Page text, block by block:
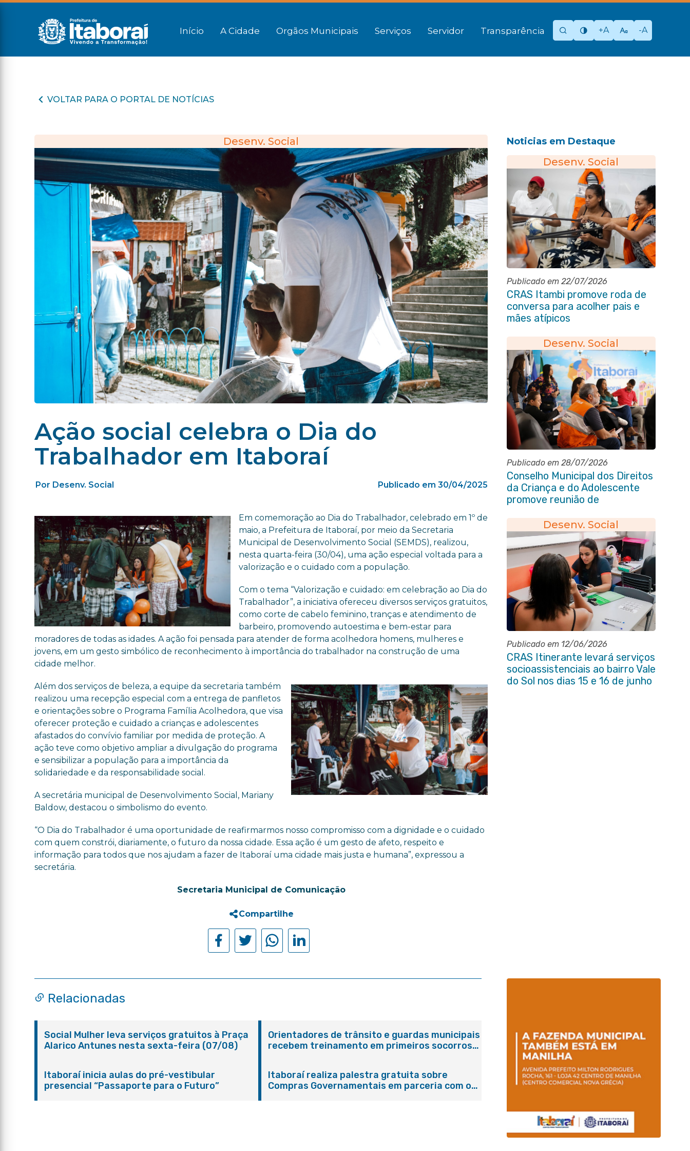
Início A Cidade Orgãos Municipais Serviços Servidor Transparência +A -A
VOLTAR PARA O PORTAL DE NOTÍCIAS
Desenv. Social
Ação social celebra o Dia do
Trabalhador em Itaboraí
Por Desenv. Social Publicado em 30/04/2025
Em comemoração ao Dia do Trabalhador, celebrado em 1º de
maio, a Prefeitura de Itaboraí, por meio da Secretaria
Municipal de Desenvolvimento Social (SEMDS), realizou,
nesta quarta-feira (30/04), uma ação especial voltada para a
valorização e o cuidado com a população.
Com o tema “Valorização e cuidado: em celebração ao Dia do
Trabalhador”, a iniciativa ofereceu diversos serviços gratuitos,
como corte de cabelo feminino, tranças e atendimento de
barbeiro, promovendo autoestima e bem-estar para
moradores de todas as idades. A ação foi pensada para atender de forma acolhedora homens, mulheres e
jovens, em um gesto simbólico de reconhecimento à importância do trabalhador na construção de uma
cidade melhor.
Além dos serviços de beleza, a equipe da secretaria também
realizou uma recepção especial com a entrega de panfletos
e orientações sobre o Programa Família Acolhedora, que visa
oferecer proteção e cuidado a crianças e adolescentes
afastados do convívio familiar por medida de proteção. A
ação teve como objetivo ampliar a divulgação do programa
e sensibilizar a população para a importância da
solidariedade e da responsabilidade social.
A secretária municipal de Desenvolvimento Social, Mariany
Baldow, destacou o simbolismo do evento.
“O Dia do Trabalhador é uma oportunidade de reafirmarmos nosso compromisso com a dignidade e o cuidado
com quem constrói, diariamente, o futuro da nossa cidade. Essa ação é um gesto de afeto, respeito e
informação para todos que nos ajudam a fazer de Itaboraí uma cidade mais justa e humana”, expressou a
secretária.
Secretaria Municipal de Comunicação
Compartilhe
Noticias em Destaque
Desenv. Social
Publicado em 22/07/2026
CRAS Itambi promove roda de
conversa para acolher pais e
mães atípicos
Desenv. Social
Publicado em 28/07/2026
Conselho Municipal dos Direitos
da Criança e do Adolescente
promove reunião de
públicosDesenv. Social
Publicado em 12/06/2026
CRAS Itinerante levará serviços
socioassistenciais ao bairro Vale
do Sol nos dias 15 e 16 de junho
Relacionadas
Social Mulher leva serviços gratuitos à Praça
Alarico Antunes nesta sexta-feira (07/08)
Orientadores de trânsito e guardas municipais
recebem treinamento em primeiros socorros
Itaboraí inicia aulas do pré-vestibular
presencial “Passaporte para o Futuro”
Itaboraí realiza palestra gratuita sobre
Compras Governamentais em parceria com o